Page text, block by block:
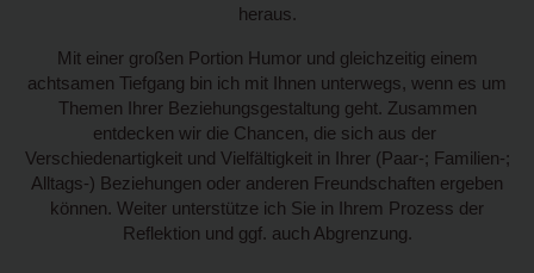
heraus.
Mit einer großen Portion Humor und gleichzeitig einem
achtsamen Tiefgang bin ich mit Ihnen unterwegs, wenn es um
Themen Ihrer Beziehungsgestaltung geht. Zusammen
entdecken wir die Chancen, die sich aus der
Verschiedenartigkeit und Vielfältigkeit in Ihrer (Paar-; Familien-;
Alltags-) Beziehungen oder anderen Freundschaften ergeben
können. Weiter unterstütze ich Sie in Ihrem Prozess der
Reflektion und ggf. auch Abgrenzung.